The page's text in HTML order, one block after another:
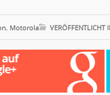
, Motorola VERÖFFENTLICHT